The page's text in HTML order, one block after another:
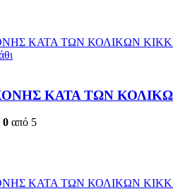
ΚΑΤΑ ΤΩΝ ΚΟΛΙΚΩΝ
0 από 5